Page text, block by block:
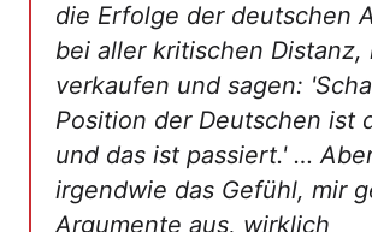
die Erfolge der deutschen
bei aller kritischen Distanz,
verkaufen und sagen:
Position der Deutschen ist
und das ist passiert.' …
irgendwie das Gefühl, mir
Argumente aus, wirklich